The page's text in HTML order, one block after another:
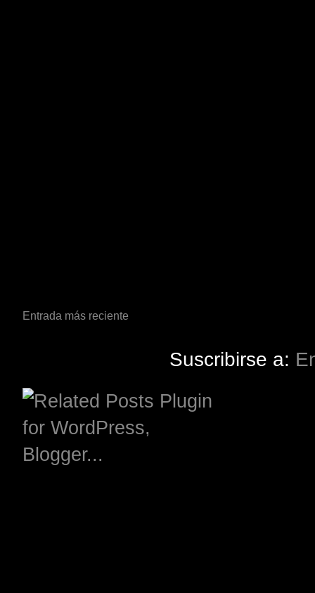
Entrada más reciente
Suscribirse a: